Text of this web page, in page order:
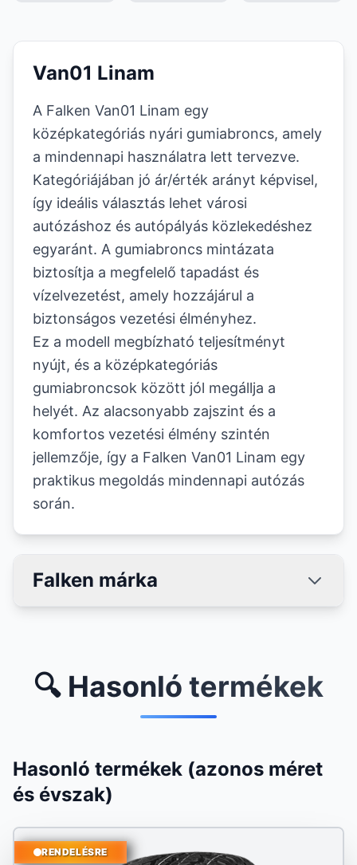
Van01 Linam
A Falken Van01 Linam egy
középkategóriás nyári gumiabroncs, amely
a mindennapi használatra lett tervezve.
Kategóriájában jó ár/érték arányt képvisel,
így ideális választás lehet városi
autózáshoz és autópályás közlekedéshez
egyaránt. A gumiabroncs mintázata
biztosítja a megfelelő tapadást és
vízelvezetést, amely hozzájárul a
biztonságos vezetési élményhez.
Ez a modell megbízható teljesítményt
nyújt, és a középkategóriás
gumiabroncsok között jól megállja a
helyét. Az alacsonyabb zajszint és a
komfortos vezetési élmény szintén
jellemzője, így a Falken Van01 Linam egy
praktikus megoldás mindennapi autózás
során.
Falken márka
🔍 Hasonló termékek
Hasonló termékek (azonos méret
és évszak)
RENDELÉSRE